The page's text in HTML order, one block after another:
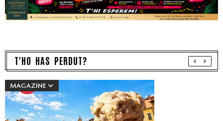
T'HO HAS PERDUT?
MAGAZINE